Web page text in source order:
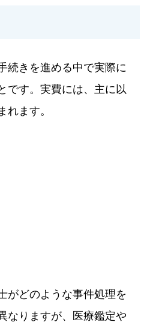
続きを進める中で実際に
です。実費には、主に以
れます。
がどのような事件処理を
なりますが、医療鑑定や